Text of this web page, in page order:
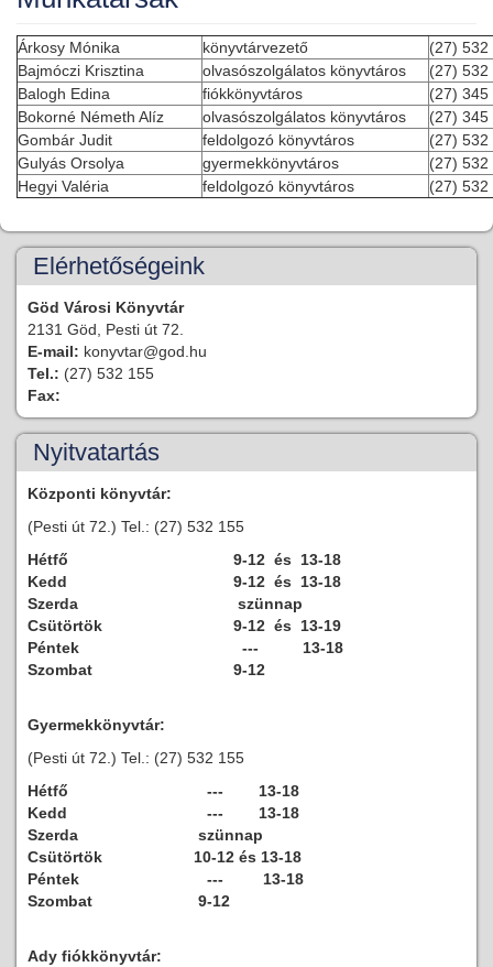
Árkosy Mónika könyvtárvezető
(27) 532
Bajmóczi Krisztina
olvasószolgálatos könyvtáros
(27) 532
Balogh Edina
fiókkönyvtáros
(27) 345
Bokorné Németh Alíz
olvasószolgálatos könyvtáros
(27) 345
Gombár Judit
feldolgozó könyvtáros
(27) 532
Gulyás Orsolya
gyermekkönyvtáros
(27) 532
Hegyi Valéria
feldolgozó könyvtáros (27) 532
Elérhetőségeink
Göd Városi Könyvtár
2131 Göd, Pesti út 72.
E-mail: konyvtar@god.hu
Tel.: (27) 532 155
Fax:
Nyitvatartás
Központi könyvtár:
(Pesti út 72.) Tel.: (27) 532 155
Hétfő
9-12 és 13-18
Kedd
9-12 és 13-18
Szerda
szünnap
Csütörtök
9-12 és 13-19
Péntek
--- 13-18
Szombat
9-12
Gyermekkönyvtár:
(Pesti út 72.) Tel.: (27) 532 155
Hétfő
--- 13-18
Kedd
--- 13-18
Szerda
szünnap
Csütörtök
10-12 és 13-18
Péntek
--- 13-18
Szombat
9-12
Ady fiókkönyvtár: